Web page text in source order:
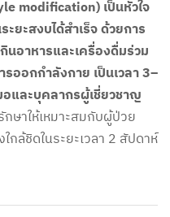
modification) เป็นหัวใจ
ยะสงบได้สำเร็จ ด้วยการ
อาหารและเครื่องดื่มร่วม
ออกกำลังกาย เป็นเวลา 3–
และบุคลากรผู้เชี่ยวชาญ
ษาให้เหมาะสมกับผู้ป่วย
ล้ชิดในระยะเวลา 2 สัปดาห์